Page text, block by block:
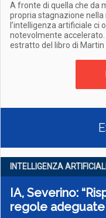
A fronte di quella che da
propria stagnazione
l’intelligenza artificiale ci
notevolmente accelerato.
estratto del libro di Martin
INTELLIGENZA
IA, Severino:
regole adeguate